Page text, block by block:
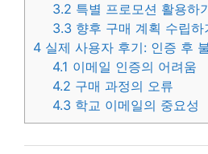
3.2 특별 프로모션 활용하
3.3 향후 구매 계획 수립하
4 실제 사용자 후기: 인증 후
4.1 이메일 인증의 어려움
4.2 구매 과정의 오류
4.3 학교 이메일의 중요성